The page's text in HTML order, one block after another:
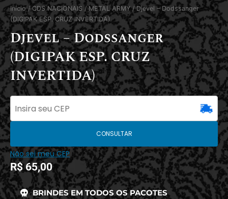
Início/CDS NACIONAIS /METAL ARMY/ Djevel – Dodssanger
(DIGIPAK ESP. CRUZ INVERTIDA)
Djevel – Dodssanger
(DIGIPAK ESP. CRUZ
INVERTIDA)
CONSULTAR
Não sei meu CEP
R$65,00
BRINDES EM TODOS OS PACOTES